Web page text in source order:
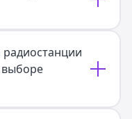
радиостанции
выборе